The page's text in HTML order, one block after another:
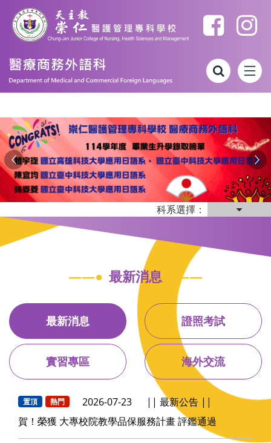
跳到主要內容
Previous
科系選擇：
最新消息
最新消息 證照考試
實習專區 海外交流
置頂 熱門 2026-07-23
最新公告
賀！榮獲 大專校院教學品保服務計畫 評鑑通過